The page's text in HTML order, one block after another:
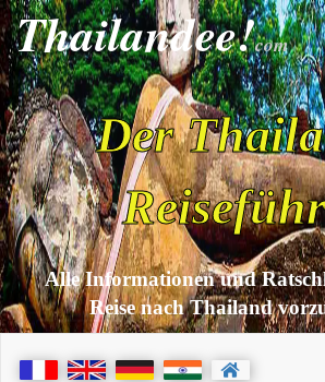
Thailandee!com
Der
Alle Informationen und
Reise nach Thailand